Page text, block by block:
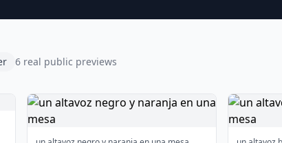
6 real public previews